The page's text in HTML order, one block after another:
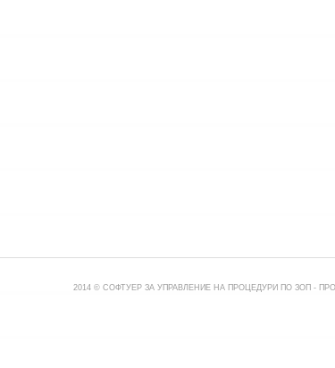
2014 © СОФТУЕР ЗА УПРАВЛЕНИЕ НА ПРОЦЕДУРИ ПО ЗОП -